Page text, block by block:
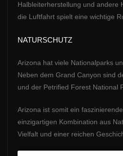
Halbleiterherstellung und andere
die Luftfahrt spielt eine wichtige
NATURSCHUTZ
Arizona hat viele Nationalparks
Neben dem Grand Canyon sind
und der Petrified Forest National
Arizona ist somit ein
einzigartigen Kombination aus
Vielfalt und einer reichen